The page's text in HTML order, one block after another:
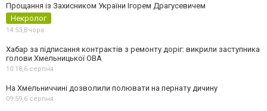
Прощання із Захисником України Ігорем Драгусевичем
Некролог
14:53,Вчора
Хабар за підписання контрактів з ремонту доріг: викрили заступника
голови Хмельницької ОВА
10:18,6 серпня
На Хмельниччині дозволили полювати на пернату дичину
09:59,6 серпня